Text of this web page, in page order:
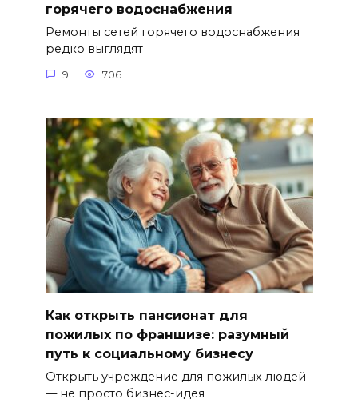
горячего водоснабжения
Ремонты сетей горячего водоснабжения
редко выглядят
9 706
Как открыть пансионат для
пожилых по франшизе: разумный
путь к социальному бизнесу
Открыть учреждение для пожилых людей
— не просто бизнес-идея